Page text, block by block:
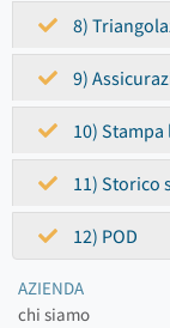
8)
9)
10)
11) Storico
12) POD
AZIENDA
chi siamo